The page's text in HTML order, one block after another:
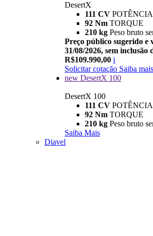
DesertX
111 CV POTÊNCIA
92 Nm TORQUE
210 kg Peso bruto
Preço público sugerido e
31/08/2026, sem inclusão
R$109.990,00 i
Solicitar cotação Saiba mais
new DesertX 100
DesertX 100
111 CV POTÊNCIA
92 Nm TORQUE
210 kg Peso bruto
Saiba Mais
Diavel